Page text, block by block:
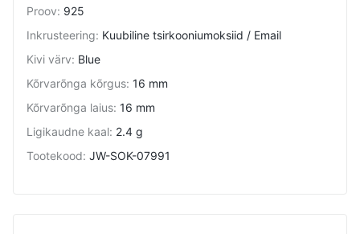
Proov: 925
Inkrusteering: Kuubiline tsirkooniumoksiid / Email
Kivi värv: Blue
Kõrvarõnga kõrgus: 16 mm
Kõrvarõnga laius: 16 mm
Ligikaudne kaal: 2.4 g
Tootekood: JW-SOK-07991